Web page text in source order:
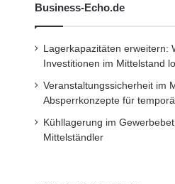
Business-Echo.de
Lagerkapazitäten erweitern:
Investitionen im Mittelstand
Veranstaltungssicherheit im
Absperrkonzepte für
Kühllagerung im
Mittelständler